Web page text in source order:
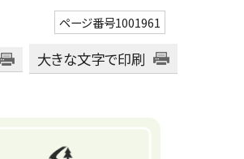
ページ番号1001961
大きな文字で印刷